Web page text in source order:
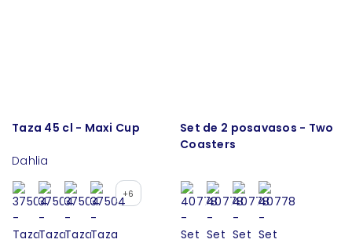
Taza 45 cl - Maxi Cup
Dahlia
+6
Set de 2 posavasos - Two
Coasters